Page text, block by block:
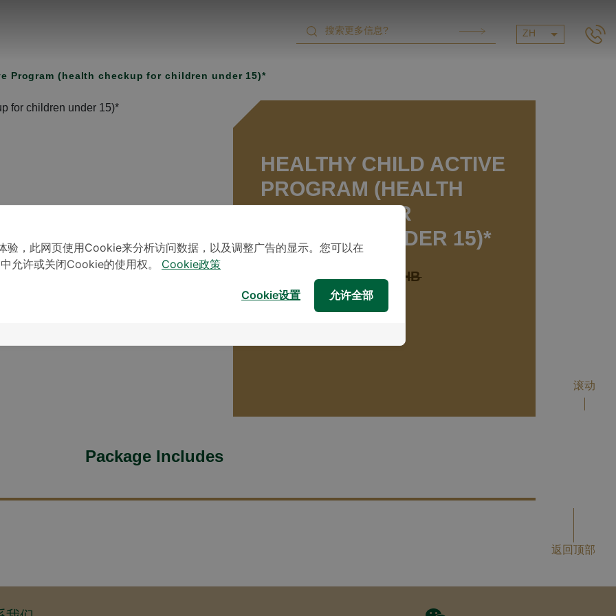
ZH
Program (health checkup for children under 15)*
HEALTHY CHILD ACTIVE
PROGRAM (HEALTH
CHECKUP FOR
CHILDREN UNDER 15)*
Normal price:3,500 THB
Promotion Price
Package Includes
返回顶部
滚动
验，此网页使用Cookie来分析访问数据，以及调整广告的显示。您可以在
允许或关闭Cookie的使用权。
Cookie政策
允许全部
Cookie设置